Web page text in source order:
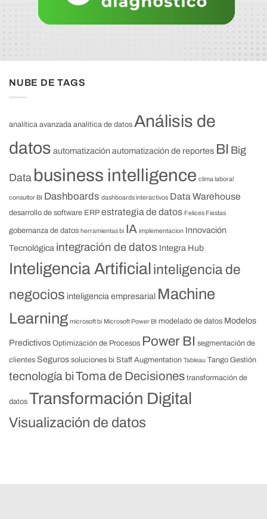
NUBE DE TAGS
analítica avanzada analítica de datos Análisis de
datos automatizaciónautomatización de reportes BI Big
Data business intelligence clima laboral
consultor BI Dashboards dashboards interactivos Data Warehouse
desarrollo de software ERP estrategia de datos Felices Fiestas
gobernanza de datos herramientas bi IA implementacion Innovación
Tecnológica integración de datos Integra Hub
Inteligencia Artificial inteligencia de
negocios inteligencia empresarial Machine
Learning microsoft bi Microsoft Power BI modelado de datos Modelos
Predictivos Optimización de Procesos Power BI segmentación de
clientes Seguros soluciones bi Staff Augmentation Tableau Tango Gestión
tecnología biToma de Decisiones transformación de
datos Transformación Digital
Visualización de datos